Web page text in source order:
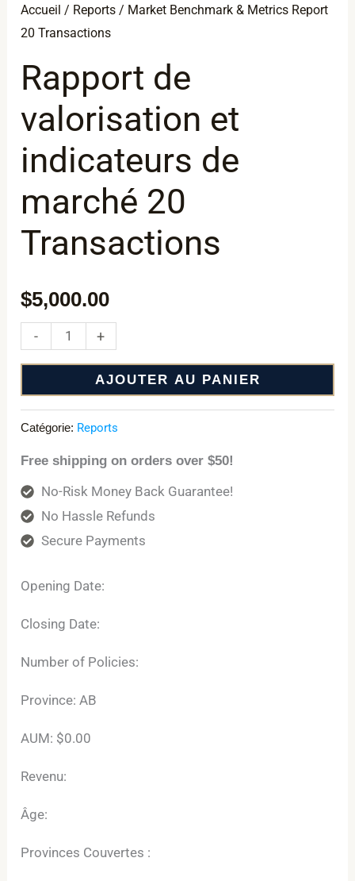
Accueil / Reports / Market Benchmark & Metrics Report
20 Transactions
Rapport de
valorisation et
indicateurs de
marché 20
Transactions
$5,000.00
-
Market
Benchmark
Metrics
Report
20
Transactions
+
AJOUTER AU PANIER
Catégorie: Reports
Free shipping on orders over $50!
No-Risk Money Back Guarantee!
No Hassle Refunds
Secure Payments
Opening Date:
Closing Date:
Number of Policies:
Province: AB
AUM: $0.00
Revenu:
Âge:
Provinces Couvertes :